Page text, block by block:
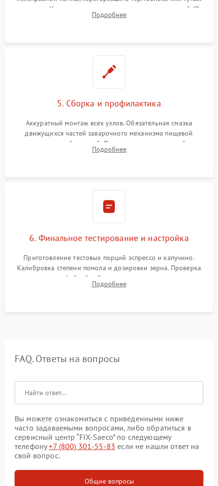
жерновов. Установка новых силиконовых уплотнителей (O-
ring) и тефлоновых трубок для надежного устранения
Подробнее
5. Сборка и профилактика
Аккуратный монтаж всех узлов. Обязательная смазка
движущихся частей заварочного механизма пищевой
силиконовой смазкой. Проведение программной
декальцинации и очистки системы от кофейных масел.
Подробнее
6. Финальное тестирование и настройка
Приготовление тестовых порций эспрессо и капучино.
Калибровка степени помола и дозировки зерна. Проверка
плотности кофейной таблетки, температуры напитка и
качества молочной пены. Контроль отсутствия посторонних
Подробнее
FAQ. Ответы на вопросы
Вы можете ознакомиться с приведенными ниже
часто задаваемыми вопросами, либо обратиться в
сервисный центр “FIX-Saeco” по следующему
телефону+7 (800) 301-55-83 если не нашли ответ на
свой вопрос.
Общие вопросы